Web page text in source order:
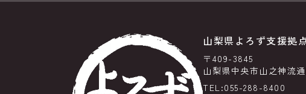
山梨県よろず支援拠
〒409-3845
山梨県中央市山之神流
TEL:055-288-8400